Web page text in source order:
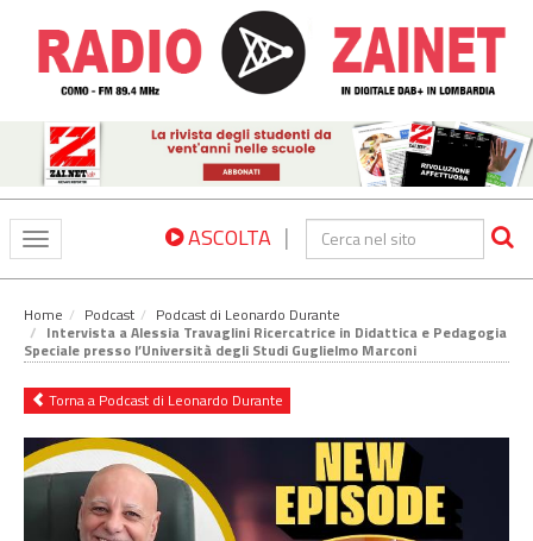
Toggle
navigation
ASCOLTA |
Home Podcast Podcast di Leonardo Durante
Intervista a Alessia Travaglini Ricercatrice in Didattica e Pedagogia
Speciale presso l’Università degli Studi Guglielmo Marconi
Torna a Podcast di Leonardo Durante